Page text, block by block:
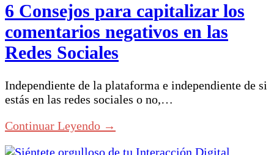
6 Consejos para capitalizar los
comentarios negativos en las
Redes Sociales
Independiente de la plataforma e independiente de si
estás en las redes sociales o no,…
Continuar Leyendo →